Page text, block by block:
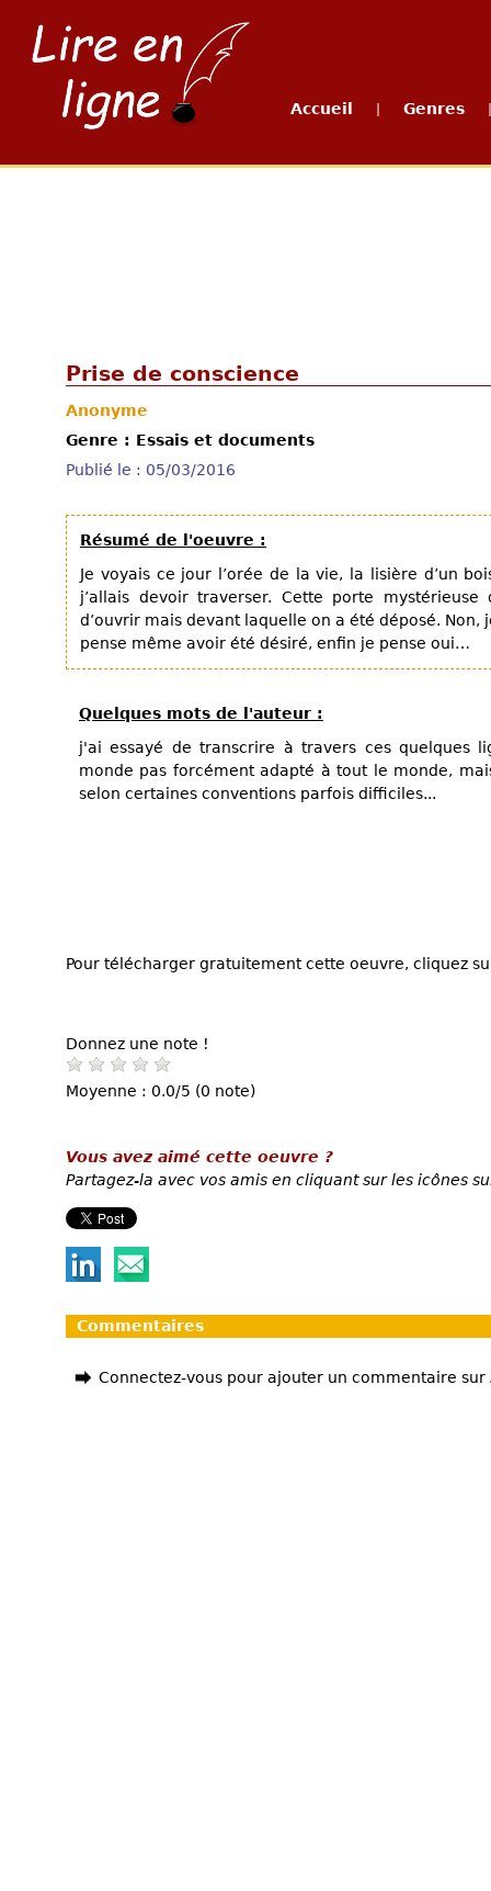
Accueil Genres
Prise de conscience
Anonyme
Genre : Essais et documents
Publié le : 05/03/2016
Résumé de l'oeuvre :
Je voyais ce jour l’orée de la vie, la lisière d’un
j’allais devoir traverser. Cette porte mystérieuse
d’ouvrir mais devant laquelle on a été déposé. Non,
pense même avoir été désiré, enfin je pense oui…
Quelques mots de l'auteur :
j'ai essayé de transcrire à travers ces quelques
monde pas forcément adapté à tout le monde,
selon certaines conventions parfois difficiles...
Pour télécharger gratuitement cette oeuvre, cliquez
Donnez une note !
Moyenne : 0.0/5 (0 note)
Vous avez aimé cette oeuvre ?
Partagez-la avec vos amis en cliquant sur les icônes
Commentaires
Connectez-vous pour ajouter un commentaire sur